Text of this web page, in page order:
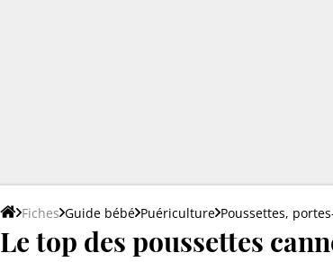
Fiches Guide bébé Puériculture Poussettes,
Le top des poussettes